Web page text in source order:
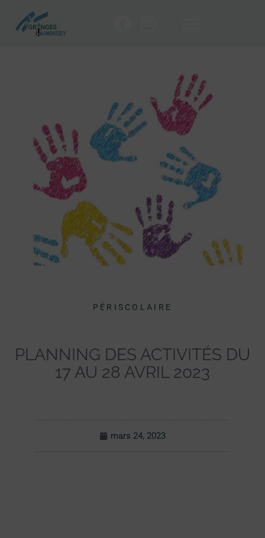
PÉRISCOLAIRE
PLANNING DES ACTIVITÉS DU
17 AU 28 AVRIL 2023
mars 24, 2023